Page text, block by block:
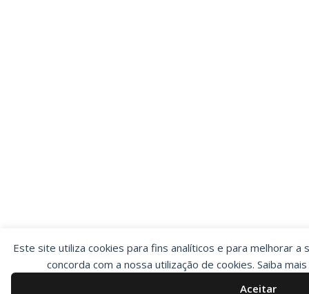
Este site utiliza cookies para fins analíticos e para melhorar a
concorda com a nossa utilização de cookies. Saiba
Aceitar